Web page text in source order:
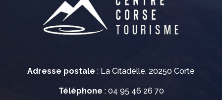
Adresse postale : La Citadelle, 20250 Corte
Téléphone : 04 95 46 26 70